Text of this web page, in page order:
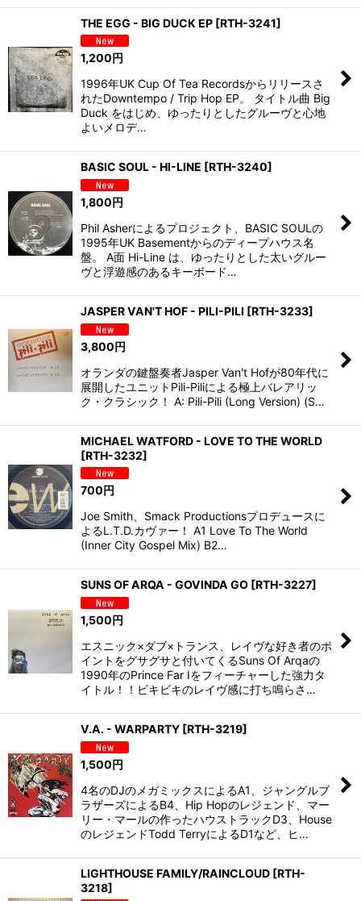
THE EGG - BIG DUCK EP [RTH-3241]
1,200円
1996年UK Cup Of Tea Recordsからリリースさ
れたDowntempo / Trip Hop EP。 タイトル曲 Big
Duck をはじめ、ゆったりとしたグルーヴと心地
よいメロデ…
BASIC SOUL - HI-LINE [RTH-3240]
1,800円
Phil Asherによるプロジェクト、BASIC SOULの
1995年UK Basementからのディープハウス名
盤。 A面 Hi-Line は、ゆったりとした太いグルー
ヴと浮遊感のあるキーボード…
JASPER VAN'T HOF - PILI-PILI [RTH-3233]
3,800円
オランダの鍵盤奏者Jasper Van't Hofが80年代に
展開したユニットPili-Piliによる極上バレアリッ
ク・クラシック！ A: Pili-Pili (Long Version) (S…
MICHAEL WATFORD - LOVE TO THE WORLD
[RTH-3232]
700円
Joe Smith、Smack Productionsプロデュースに
よるL.T.D.カヴァー！ A1 Love To The World
(Inner City Gospel Mix) B2…
SUNS OF ARQA - GOVINDA GO [RTH-3227]
1,500円
エスニック×ダブ×トランス、レイヴな好き者のポ
イントをグサグサと付いてくるSuns Of Arqaの
1990年のPrince Far Iをフィーチャーした強力タ
イトル！！ビキビキのレイヴ感に打ち鳴らさ…
V.A. - WARPARTY [RTH-3219]
1,500円
4名のDJのメガミックスによるA1、ジャングルブ
ラザーズによるB4、Hip Hopのレジェンド、マー
リー・マールの作ったハウストラックD3、House
のレジェンドTodd TerryによるD1など、ヒ…
LIGHTHOUSE FAMILY/RAINCLOUD [RTH-
3218]